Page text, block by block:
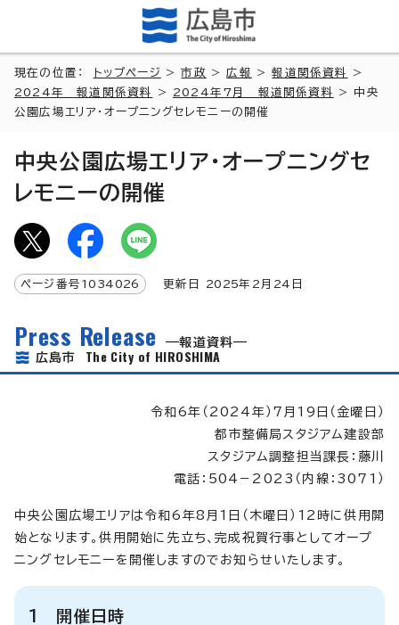
現在の位置： トップページ >市政 >広報 >報道関係資料
>
2024年 報道関係資料
> 2024年7月 報道関係資料
> 中央
公園広場エリア・オープニングセレモニーの開催
中央公園広場エリア・オープニングセ
レモニーの開催
ページ番号 1034026 更新日 2025年2月 24 日
Press Release
報道資料
広島市 The City of HIROSHIMA
令和6年（2024年）7月19日（金曜日）
都市整備局スタジアム建設部
スタジアム調整担当課長：藤川
電話：504－2023（内線：3071）
中央公園広場エリアは令和6年8月1日（木曜日）12時に供用開
始となります。供用開始に先立ち、完成祝賀行事としてオープ
ニングセレモニーを開催しますのでお知らせいたします。
1 開催日時